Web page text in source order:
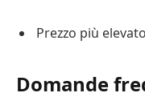
Prezzo più
Domande